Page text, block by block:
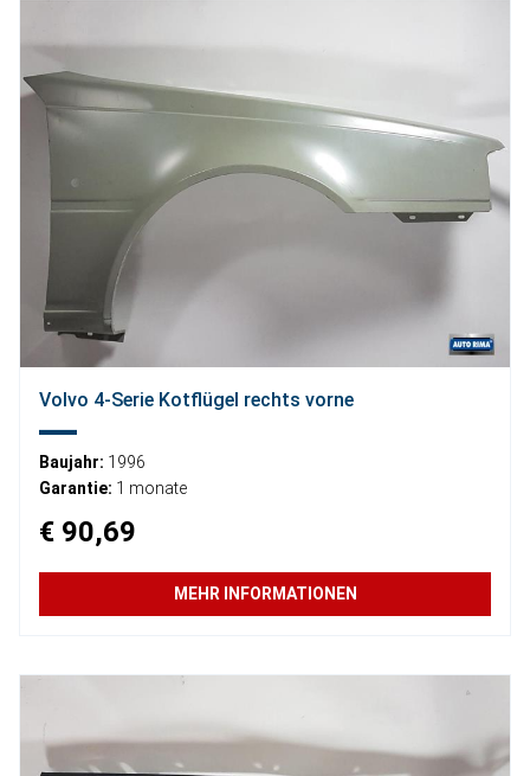
Volvo 4-Serie Kotflügel rechts vorne
Baujahr: 1996
Garantie: 1 monate
€ 90,69
MEHR INFORMATIONEN